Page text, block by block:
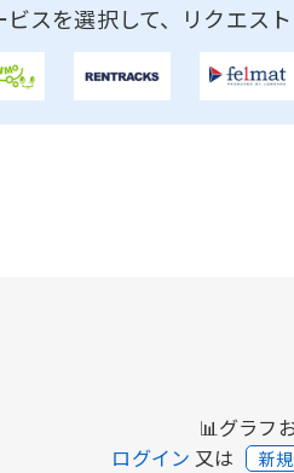
スを選択して、リクエスト
📊グラフ
ログイン 又は 新